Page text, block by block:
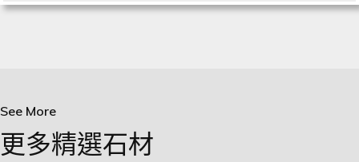
See More
更多精選石材